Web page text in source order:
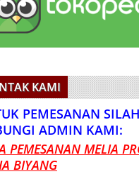
KAMI
PEMESANAN
ADMIN KAMI:
PEMESANAN MELIA
BIYANG